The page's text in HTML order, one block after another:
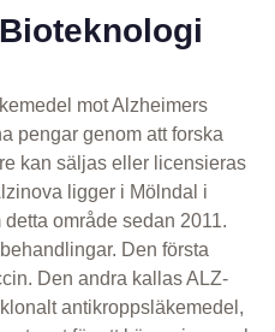
mot Alzheimers
pengar genom att forska
kan säljas eller licensieras
ligger i Mölndal i
område sedan 2011.
Den första
Den andra kallas ALZ-
antikroppsläkemedel,